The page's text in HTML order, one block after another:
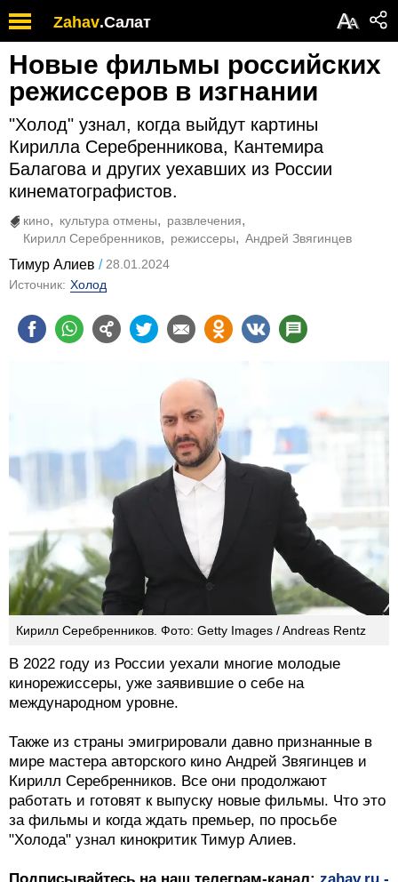
Zahav.Салат АА
Новые фильмы российских
режиссеров в изгнании
"Холод" узнал, когда выйдут картины
Кирилла Серебренникова, Кантемира
Балагова и других уехавших из России
кинематографистов.
кино культура отмены
развлечения
Кирилл Серебренников
режиссеры Андрей Звягинцев
Тимур Алиев
28.01.2024
Источник: Холод
Кирилл Серебренников. Фото: Getty Images / Andreas Rentz
В 2022 году из России уехали многие молодые
кинорежиссеры, уже заявившие о себе на
международном уровне.
Также из страны эмигрировали давно признанные в
мире мастера авторского кино Андрей Звягинцев и
Кирилл Серебренников. Все они продолжают
работать и готовят к выпуску новые фильмы. Что это
за фильмы и когда ждать премьер, по просьбе
"Холода" узнал кинокритик Тимур Алиев.